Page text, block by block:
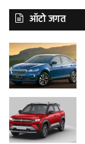
ऑटो जगत